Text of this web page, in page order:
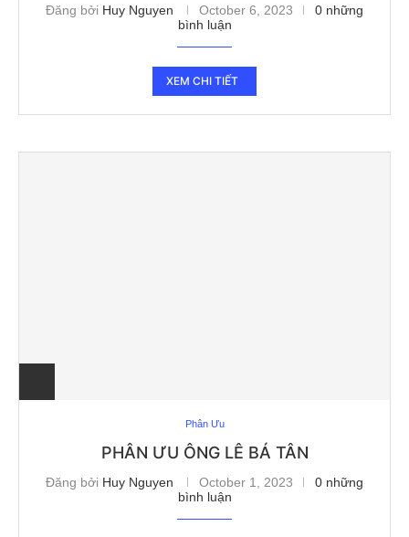
Đăng bởi Huy Nguyen October 6, 2023
0 những
bình luận
XEM CHI TIẾT
Phân Ưu
PHÂN ƯU ÔNG LÊ BÁ TÂN
Đăng bởi Huy Nguyen October 1, 2023
0 những
bình luận